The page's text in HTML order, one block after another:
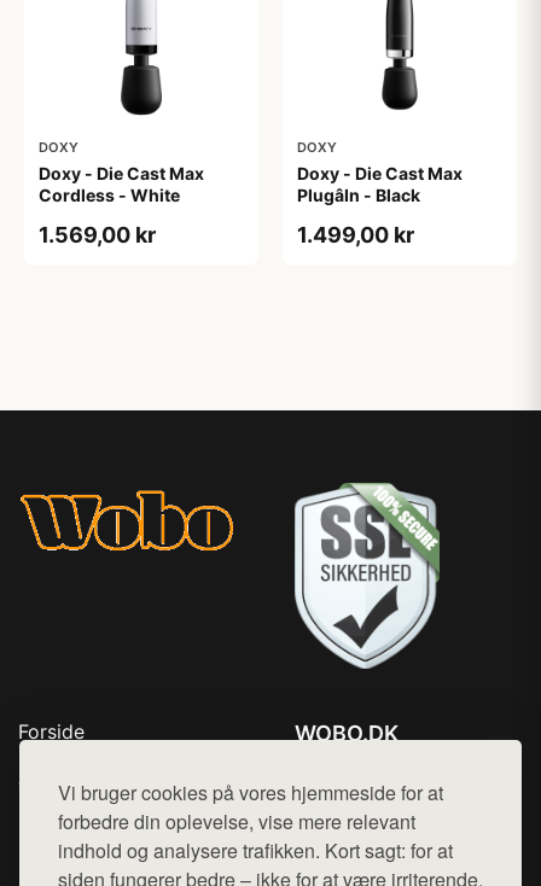
Vi bruger cookies på vores hjemmeside for at
forbedre din oplevelse, vise mere relevant
indhold og analysere trafikken. Kort sagt: for at
siden fungerer bedre – ikke for at være irriterende.
DOXY
Doxy - Die Cast Max
Cordless - White
1.569,00 kr
DOXY
Doxy - Die Cast Max
PlugâIn - Black
1.499,00 kr
Forside
Top Rabatter
Kontakt
WOBO.DK
Mail: hej@want.dk
Cookie- og privatlivspolitik